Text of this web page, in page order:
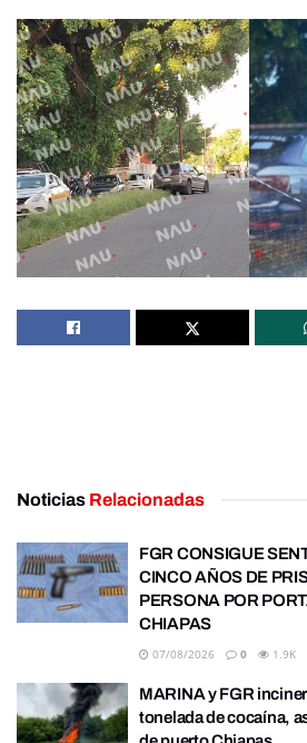
Noticias Relacionadas
FGR CONSIGUE
CINCO AÑOS DE
PERSONA POR
CHIAPAS
07/08/2026 0 1.9K
MARINA y FGR
tonelada de cocaína,